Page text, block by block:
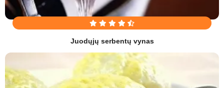
Juodųjų serbentų vynas